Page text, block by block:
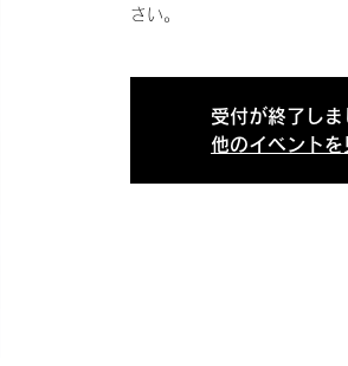
さい。
受付が終了しま
他のイベントを